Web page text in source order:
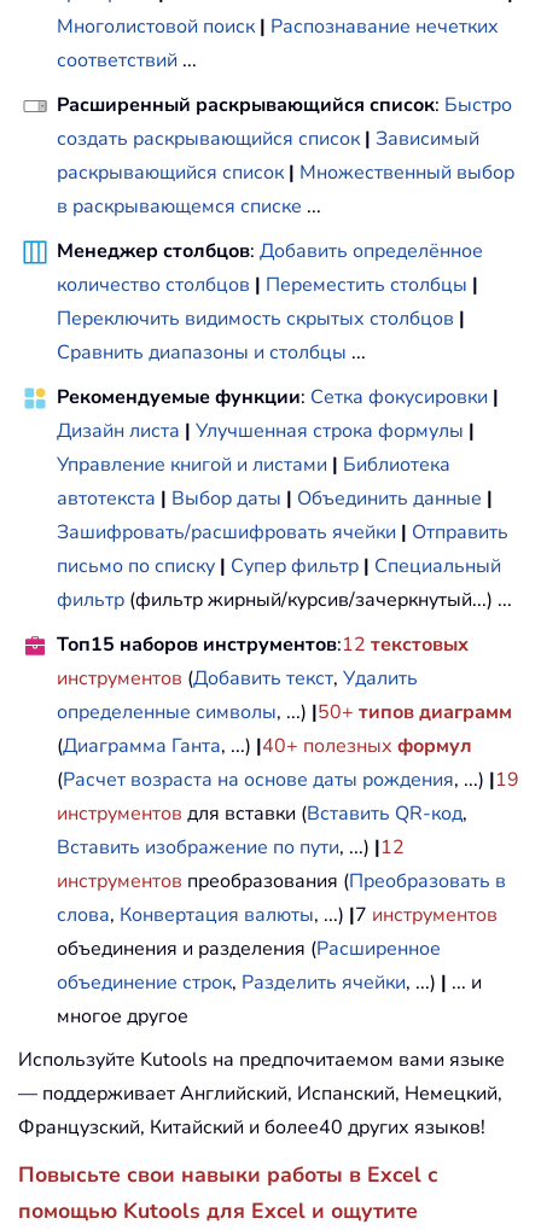
Многолистовой поиск | Распознавание нечетких
соответствий ...
Расширенный раскрывающийся список: Быстро
создать раскрывающийся список | Зависимый
раскрывающийся список | Множественный выбор
в раскрывающемся списке ...
Менеджер столбцов: Добавить определённое
количество столбцов | Переместить столбцы |
Переключить видимость скрытых столбцов |
Сравнить диапазоны и столбцы ...
Рекомендуемые функции: Сетка фокусировки |
Дизайн листа | Улучшенная строка формулы |
Управление книгой и листами | Библиотека
автотекста | Выбор даты | Объединить данные |
Зашифровать/расшифровать ячейки | Отправить
письмо по списку | Супер фильтр | Специальный
фильтр (фильтр жирный/курсив/зачеркнутый...) ...
Топ15 наборов инструментов:12 текстовых
инструментов (Добавить текст, Удалить
определенные символы, ...) |50+ типов диаграмм
(Диаграмма Ганта, ...) |40+ полезных формул
(Расчет возраста на основе даты рождения, ...) |19
инструментов для вставки (Вставить QR-код,
Вставить изображение по пути, ...) |12
инструментов преобразования (Преобразовать в
слова, Конвертация валюты, ...) |7 инструментов
объединения и разделения (Расширенное
объединение строк, Разделить ячейки, ...) | ... и
многое другое
Используйте Kutools на предпочитаемом вами языке
— поддерживает Английский, Испанский, Немецкий,
Французский, Китайский и более40 других языков!
Повысьте свои навыки работы в Excel с
помощью Kutools для Excel и ощутите